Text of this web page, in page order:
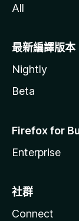
All
最新編譯版本
Nightly
Beta
Firefox for
Enterprise
社群
Connect